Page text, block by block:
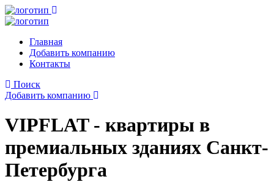
Главная
Добавить компанию
Контакты
Поиск
Добавить компанию
VIPFLAT - квартиры в
премиальных зданиях Санкт-
Петербурга